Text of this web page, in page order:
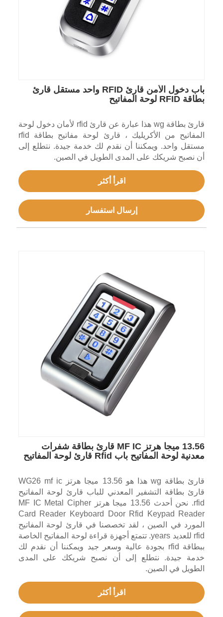
باب دخول الأمن قارئ RFID واحد مستقل قارئ
بطاقة RFID لوحة المفاتيح
قارئ بطاقة wg هذا عبارة عن قارئ rfid لأمان دخول لوحة
المفاتيح من الأكريليك ، قارئ لوحة مفاتيح بطاقة rfid
مستقل واحد. ويمكننا أن نقدم لك خدمة جيدة. نتطلع إلى
أن نصبح شريكك على المدى الطويل في الصين.
اقرأ أكثر
إرسال استفسار
13.56 ميجا هرتز MF IC قارئ بطاقة شفرات
معدنية لوحة المفاتيح باب Rfid قارئ لوحة المفاتيح
قارئ بطاقة wg هذا هو 13.56 ميجا هرتز WG26 mf ic
قارئ بطاقة التشفير المعدني للباب قارئ لوحة المفاتيح
rfid. نحن أحدث 13.56 ميجا هرتز MF IC Metal Cipher
Card Reader Keyboard Door Rfid Keypad Reader
المورد في الصين ، لقد تخصصنا في قارئ لوحة المفاتيح
rfid للعديد years. تتمتع أجهزة قراءة لوحة المفاتيح الخاصة
ببطاقة rfid بجودة عالية وسعر جيد ويمكننا أن نقدم لك
خدمة جيدة. نتطلع إلى أن نصبح شريكك على المدى
الطويل في الصين.
اقرأ أكثر